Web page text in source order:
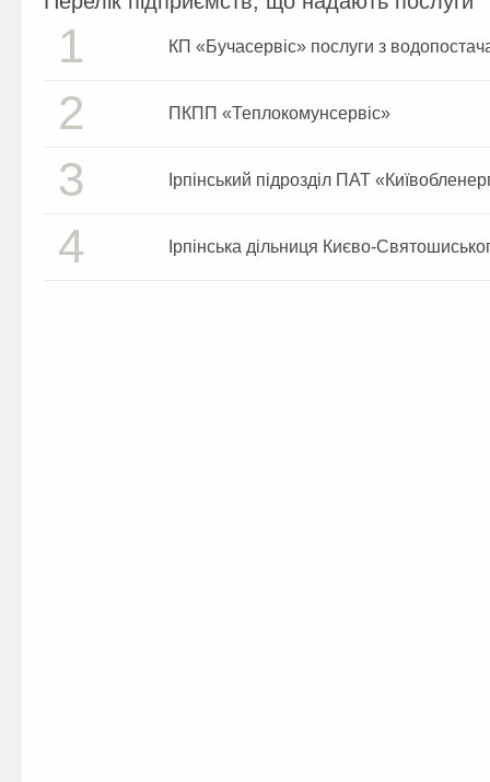
1 КП «Бучасервіс» послуги з
2 ПКПП «Теплокомунсервіс»
3 Ірпінський підрозділ ПАТ
4 Ірпінська дільниця Києво-